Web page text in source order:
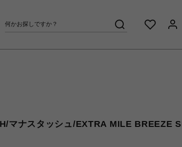
マナスタッシュ/EXTRA MILE BREEZE